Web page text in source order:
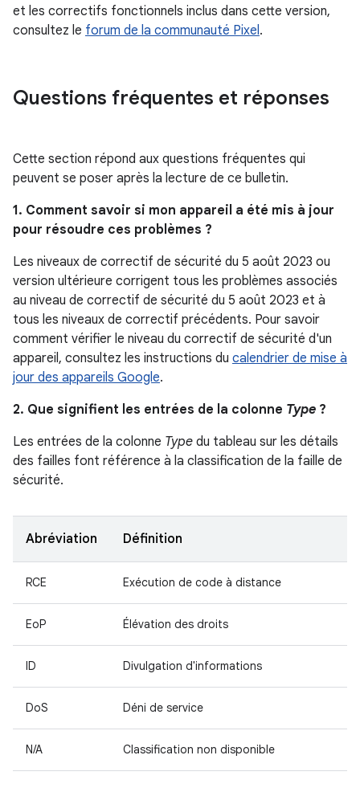
et les correctifs fonctionnels inclus dans cette version,
consultez le forum de la communauté Pixel.
Questions fréquentes et réponses
Cette section répond aux questions fréquentes qui
peuvent se poser après la lecture de ce bulletin.
1. Comment savoir si mon appareil a été mis à jour
pour résoudre ces problèmes ?
Les niveaux de correctif de sécurité du 5 août 2023 ou
version ultérieure corrigent tous les problèmes associés
au niveau de correctif de sécurité du 5 août 2023 et à
tous les niveaux de correctif précédents. Pour savoir
comment vérifier le niveau du correctif de sécurité d'un
appareil, consultez les instructions du calendrier de mise à
jour des appareils Google.
2. Que signifient les entrées de la colonne Type ?
Les entrées de la colonne Type du tableau sur les détails
des failles font référence à la classification de la faille de
sécurité.
Abréviation Définition
RCE Exécution de code à distance
EoP Élévation des droits
ID Divulgation d'informations
DoS Déni de service
N/A Classification non disponible